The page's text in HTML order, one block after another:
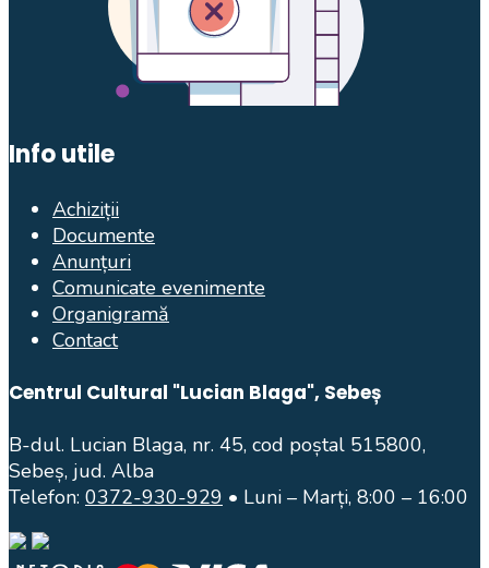
Info utile
Achiziții
Documente
Anunțuri
Comunicate evenimente
Organigramă
Contact
Centrul Cultural "Lucian Blaga", Sebeș
B-dul. Lucian Blaga, nr. 45, cod poștal 515800,
Sebeș, jud. Alba
Telefon: 0372-930-929 • Luni – Marți, 8:00 – 16:00